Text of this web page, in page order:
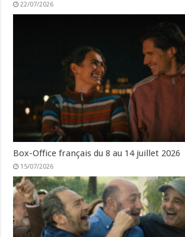
22/07/2026
Box-Office français du 8 au 14 juillet 2026
15/07/2026